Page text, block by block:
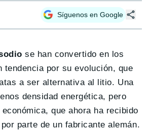
Síguenos en Google
se han convertido en los
tendencia por su evolución, que
a ser alternativa al litio. Una
densidad energética, pero
que ahora ha recibido
parte de un fabricante alemán.